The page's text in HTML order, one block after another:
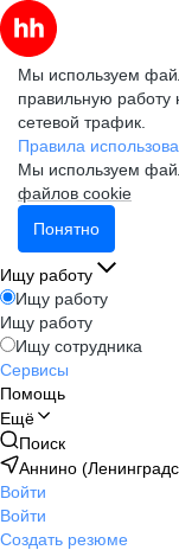
Мы используем
правильную работу
сетевой трафик.
Правила
Мы используем
файлов cookie
Понятно
Ищу работу
Ищу работу
Ищу работу
Ищу сотрудника
Сервисы
Помощь
Ещё
Поиск
Аннино
Войти
Войти
Создать резюме